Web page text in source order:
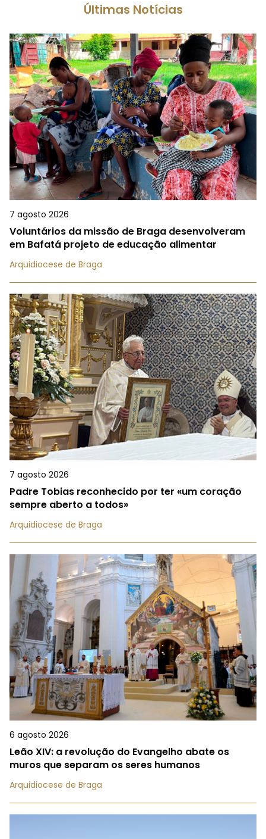
Últimas Notícias
7 agosto 2026
Voluntários da missão de Braga desenvolveram
em Bafatá projeto de educação alimentar
Arquidiocese de Braga
7 agosto 2026
Padre Tobias reconhecido por ter «um coração
sempre aberto a todos»
Arquidiocese de Braga
6 agosto 2026
Leão XIV: a revolução do Evangelho abate os
muros que separam os seres humanos
Arquidiocese de Braga